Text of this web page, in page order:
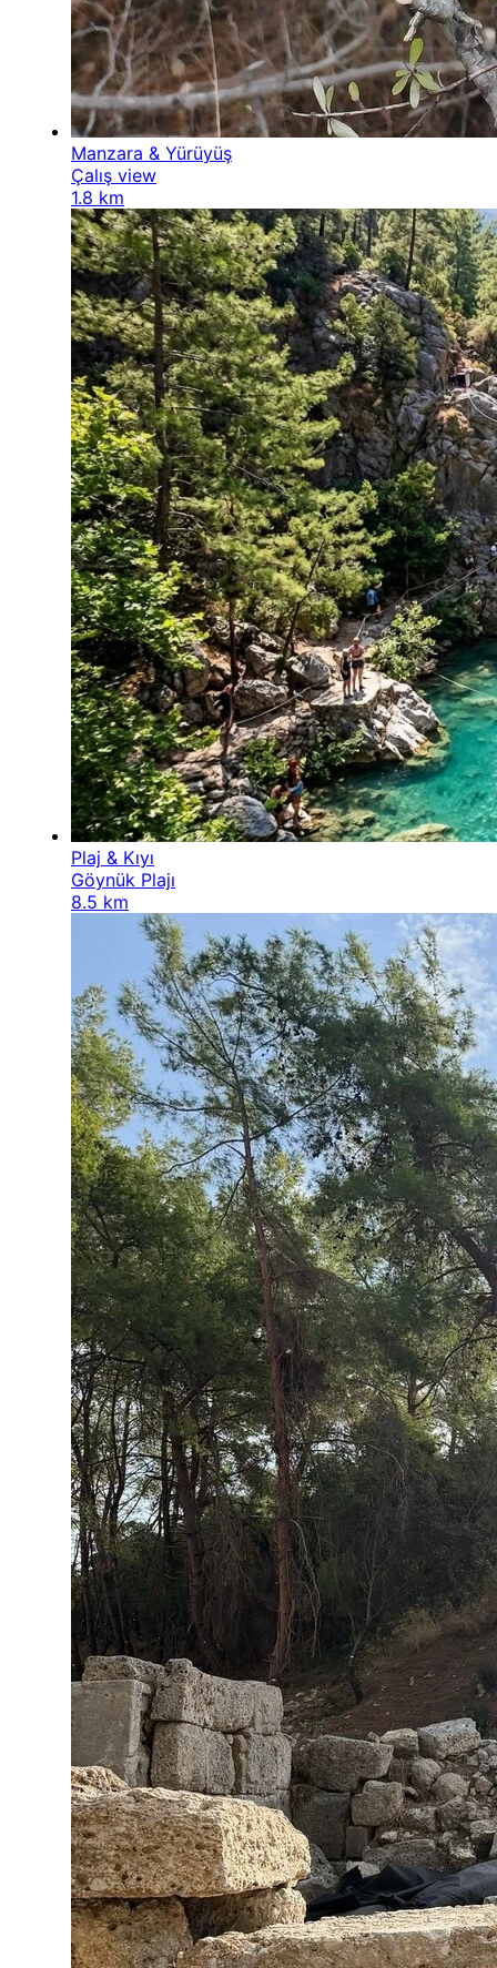
Tüm Fotoğraflar (6)6fotoğrafın tümünü göster
Manzara & Yürüyüş
Çalış view
1.8 km
Plaj & Kıyı
Göynük Plajı
8.5 km